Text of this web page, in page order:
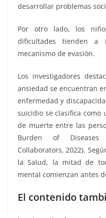
desarrollar problemas
Por otro lado, los
dificultades tienden a
mecanismo de evasión.
Los investigadores
ansiedad se encuentran
enfermedad y
suicidio se clasifica como
de muerte entre las
Burden of Diseases
Collaborators, 2022).
la Salud, la mitad de
mental comienzan antes
El contenido